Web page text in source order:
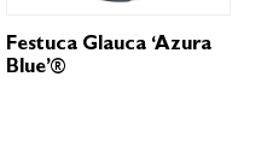
Festuca Glauca ‘Azura
Blue’®